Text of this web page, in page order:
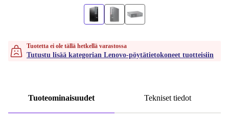
Tuotetta ei ole tällä hetkellä varastossa
Tutustu lisää kategorian Lenovo-pöytätietokoneet tuotteisiin
Tuoteominaisuudet Tekniset tiedot